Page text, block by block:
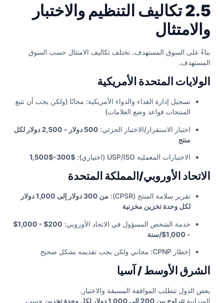
2.5 تكاليف التنظيم والاختبار
والامتثال
بناءً على السوق المستهدف، تختلف تكاليف الامتثال حسب السوق
المستهدف.
الولايات المتحدة الأمريكية
تسجيل إدارة الغذاء والدواء الأمريكية: مجانًا (ولكن يجب أن تتبع
المنتجات قواعد وضع العلامات)
اختبار الاستقرار/الاختبار الجزئي:
500 دولار - 2,500 دولار لكل
منتج
الاختبارات المعملية USP/ISO (اختياري): $300-$1,500
الاتحاد الأوروبي/المملكة المتحدة
تقرير سلامة المنتج (CPSR):
من 300 دولار إلى 1,000 دولار
لكل وحدة تخزين مخزنية
خدمة الشخص المسؤول في الاتحاد الأوروبي:
200$ - 1,000$
- 1,000$/سنة
إخطار CPNP: مجاني ولكن يجب تقديمه بشكل صحيح
الشرق الأوسط / آسيا
بعض الدول تتطلب الموافقة المسبقة والاختبار.
الميزانية تتراوح بين 200 إلى 1,000 دولار لكل وحدة تخزين حسب